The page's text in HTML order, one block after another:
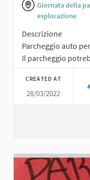
Giornata della
esplorazione
Descrizione
Parcheggio auto
Il parcheggio
CREATED AT
28/03/2022